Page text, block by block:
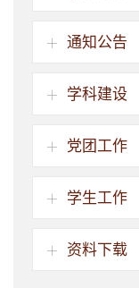
通知公告
学科建设
党团工作
学生工作
资料下载